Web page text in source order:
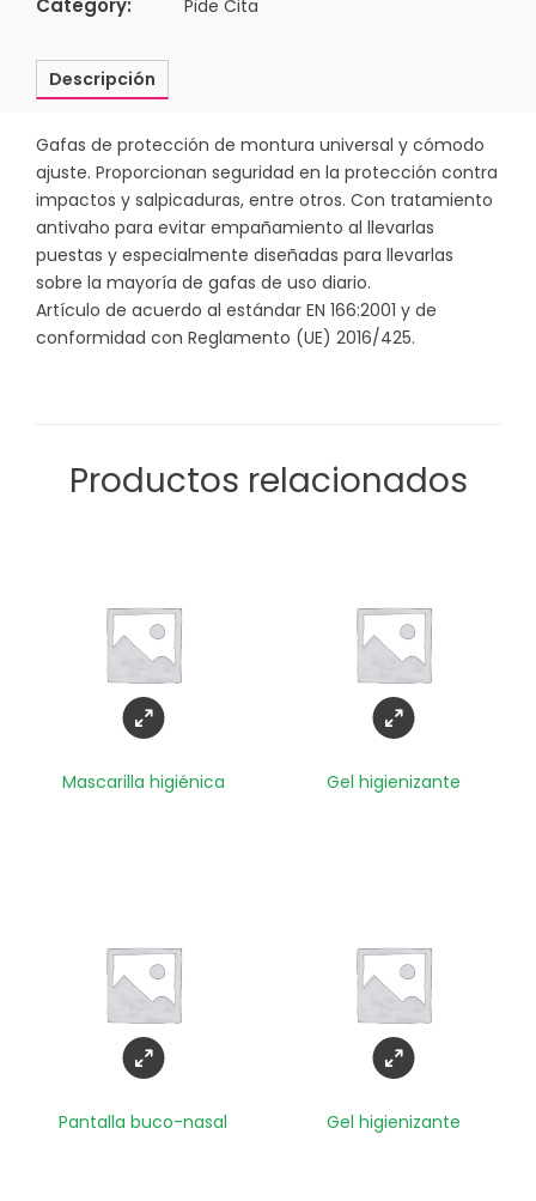
Category: Pide Cita
Descripción
Gafas de protección de montura universal y cómodo
ajuste. Proporcionan seguridad en la protección contra
impactos y salpicaduras, entre otros. Con tratamiento
antivaho para evitar empañamiento al llevarlas
puestas y especialmente diseñadas para llevarlas
sobre la mayoría de gafas de uso diario.
Artículo de acuerdo al estándar EN 166:2001 y de
conformidad con Reglamento (UE) 2016/425.
Productos relacionados
Mascarilla higiénica Gel higienizante
Pantalla buco-nasal Gel higienizante